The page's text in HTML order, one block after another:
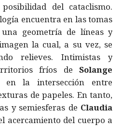
del cataclismo.
encuentra en las tomas
geometría de líneas y
la cual, a su vez, se
relieves. Intimistas y
fríos de Solange
en la intersección entre
de papeles. En tanto,
y semiesferas de Claudia
acercamiento del cuerpo a